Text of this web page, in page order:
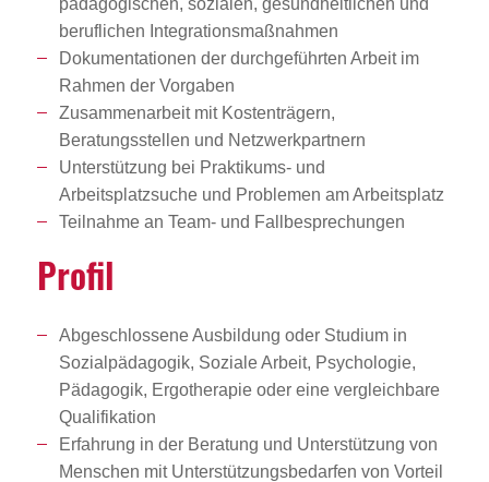
beruflichen Integrationsmaßnahmen
Dokumentationen der durchgeführten Arbeit im
Rahmen der Vorgaben
Zusammenarbeit mit Kostenträgern,
Beratungsstellen und Netzwerkpartnern
Unterstützung bei Praktikums- und
Arbeitsplatzsuche und Problemen am Arbeitsplatz
Teilnahme an Team- und Fallbesprechungen
Profil
Abgeschlossene Ausbildung oder Studium in
Sozialpädagogik, Soziale Arbeit, Psychologie,
Pädagogik, Ergotherapie oder eine vergleichbare
Qualifikation
Erfahrung in der Beratung und Unterstützung von
Menschen mit Unterstützungsbedarfen von Vorteil